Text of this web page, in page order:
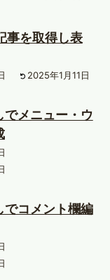
事を取得し表
2025年1月11日
でメニュー・ウ
でコメント欄編